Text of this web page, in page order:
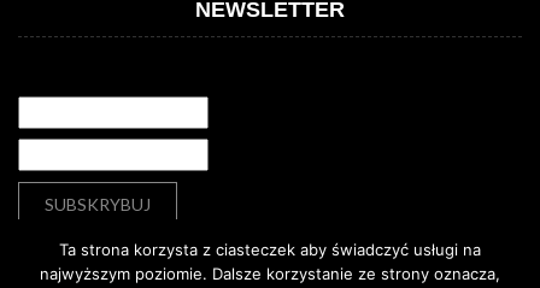
NEWSLETTER
Ta strona korzysta z ciasteczek aby świadczyć usługi na
najwyższym poziomie. Dalsze korzystanie ze strony oznacza,